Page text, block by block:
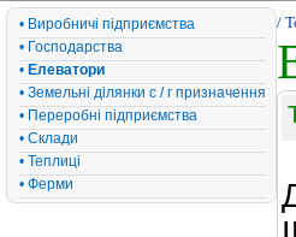
• Виробничі підприємства
• Господарства
• Елеватори
• Земельні ділянки с / г призначення
• Переробні підприємства
• Склади
• Теплиці
• Ферми
/